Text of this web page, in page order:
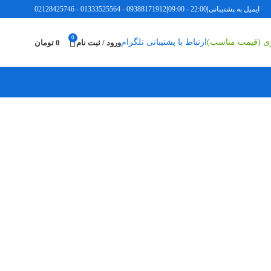
به پشتیبانی|
22:00 - 09:00
|
09388171912
-
01333525564
-
02128425746
(قیمت مناسب)ارتباط با پشتیبانی تلگرامورود / ثبت نام 0
0 تومان